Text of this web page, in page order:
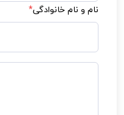
نام و نام خانوادگی*